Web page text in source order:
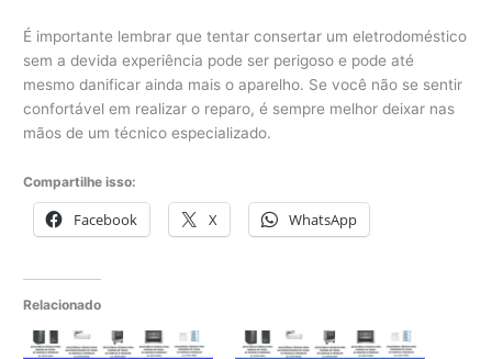
É importante lembrar que tentar consertar um eletrodoméstico
sem a devida experiência pode ser perigoso e pode até
mesmo danificar ainda mais o aparelho. Se você não se sentir
confortável em realizar o reparo, é sempre melhor deixar nas
mãos de um técnico especializado.
Compartilhe isso:
Facebook X WhatsApp
Relacionado